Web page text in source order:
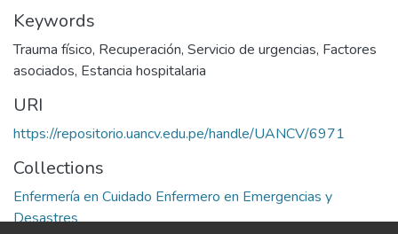
Keywords
Trauma físico, Recuperación, Servicio de urgencias, Factores
asociados, Estancia hospitalaria
URI
https://repositorio.uancv.edu.pe/handle/UANCV/6971
Collections
Enfermería en Cuidado Enfermero en Emergencias y
Desastres